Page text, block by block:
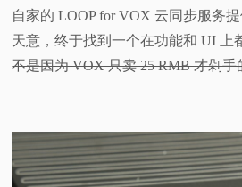
自家的 LOOP for VOX 云同步服务
天意，终于找到一个在功能和 UI 上
不是因为 VOX 只卖 25 RMB 才剁手